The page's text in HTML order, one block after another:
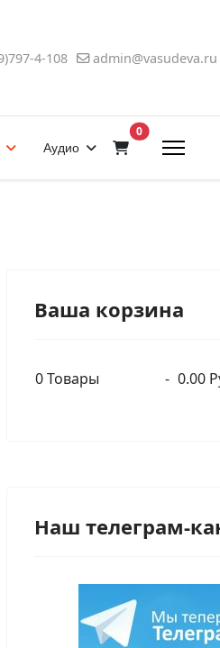
4-108 admin@vasudeva.ru
Аудио
0В корзину
Ваша корзина
0Товары - 0.00
Наш телеграм-